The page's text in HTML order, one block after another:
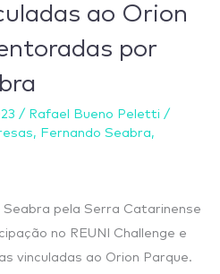
ao Orion
por
/ Rafael Bueno Peletti /
, Fernando Seabra,
pela Serra Catarinense
no REUNI Challenge e
vinculadas ao Orion Parque.